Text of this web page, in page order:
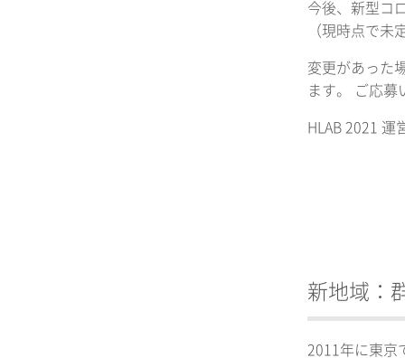
今後、新型コ
（現時点で未
変更があった
ます。 ご応募
HLAB 2021 運
新地域：
2011年に東京